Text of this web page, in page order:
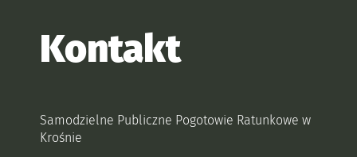
Kontakt
Samodzielne Publiczne Pogotowie Ratunkowe w
Krośnie